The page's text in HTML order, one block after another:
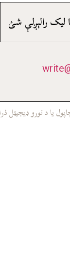
ليک رالېږلې شئ
يا د نورو ډيجيټل